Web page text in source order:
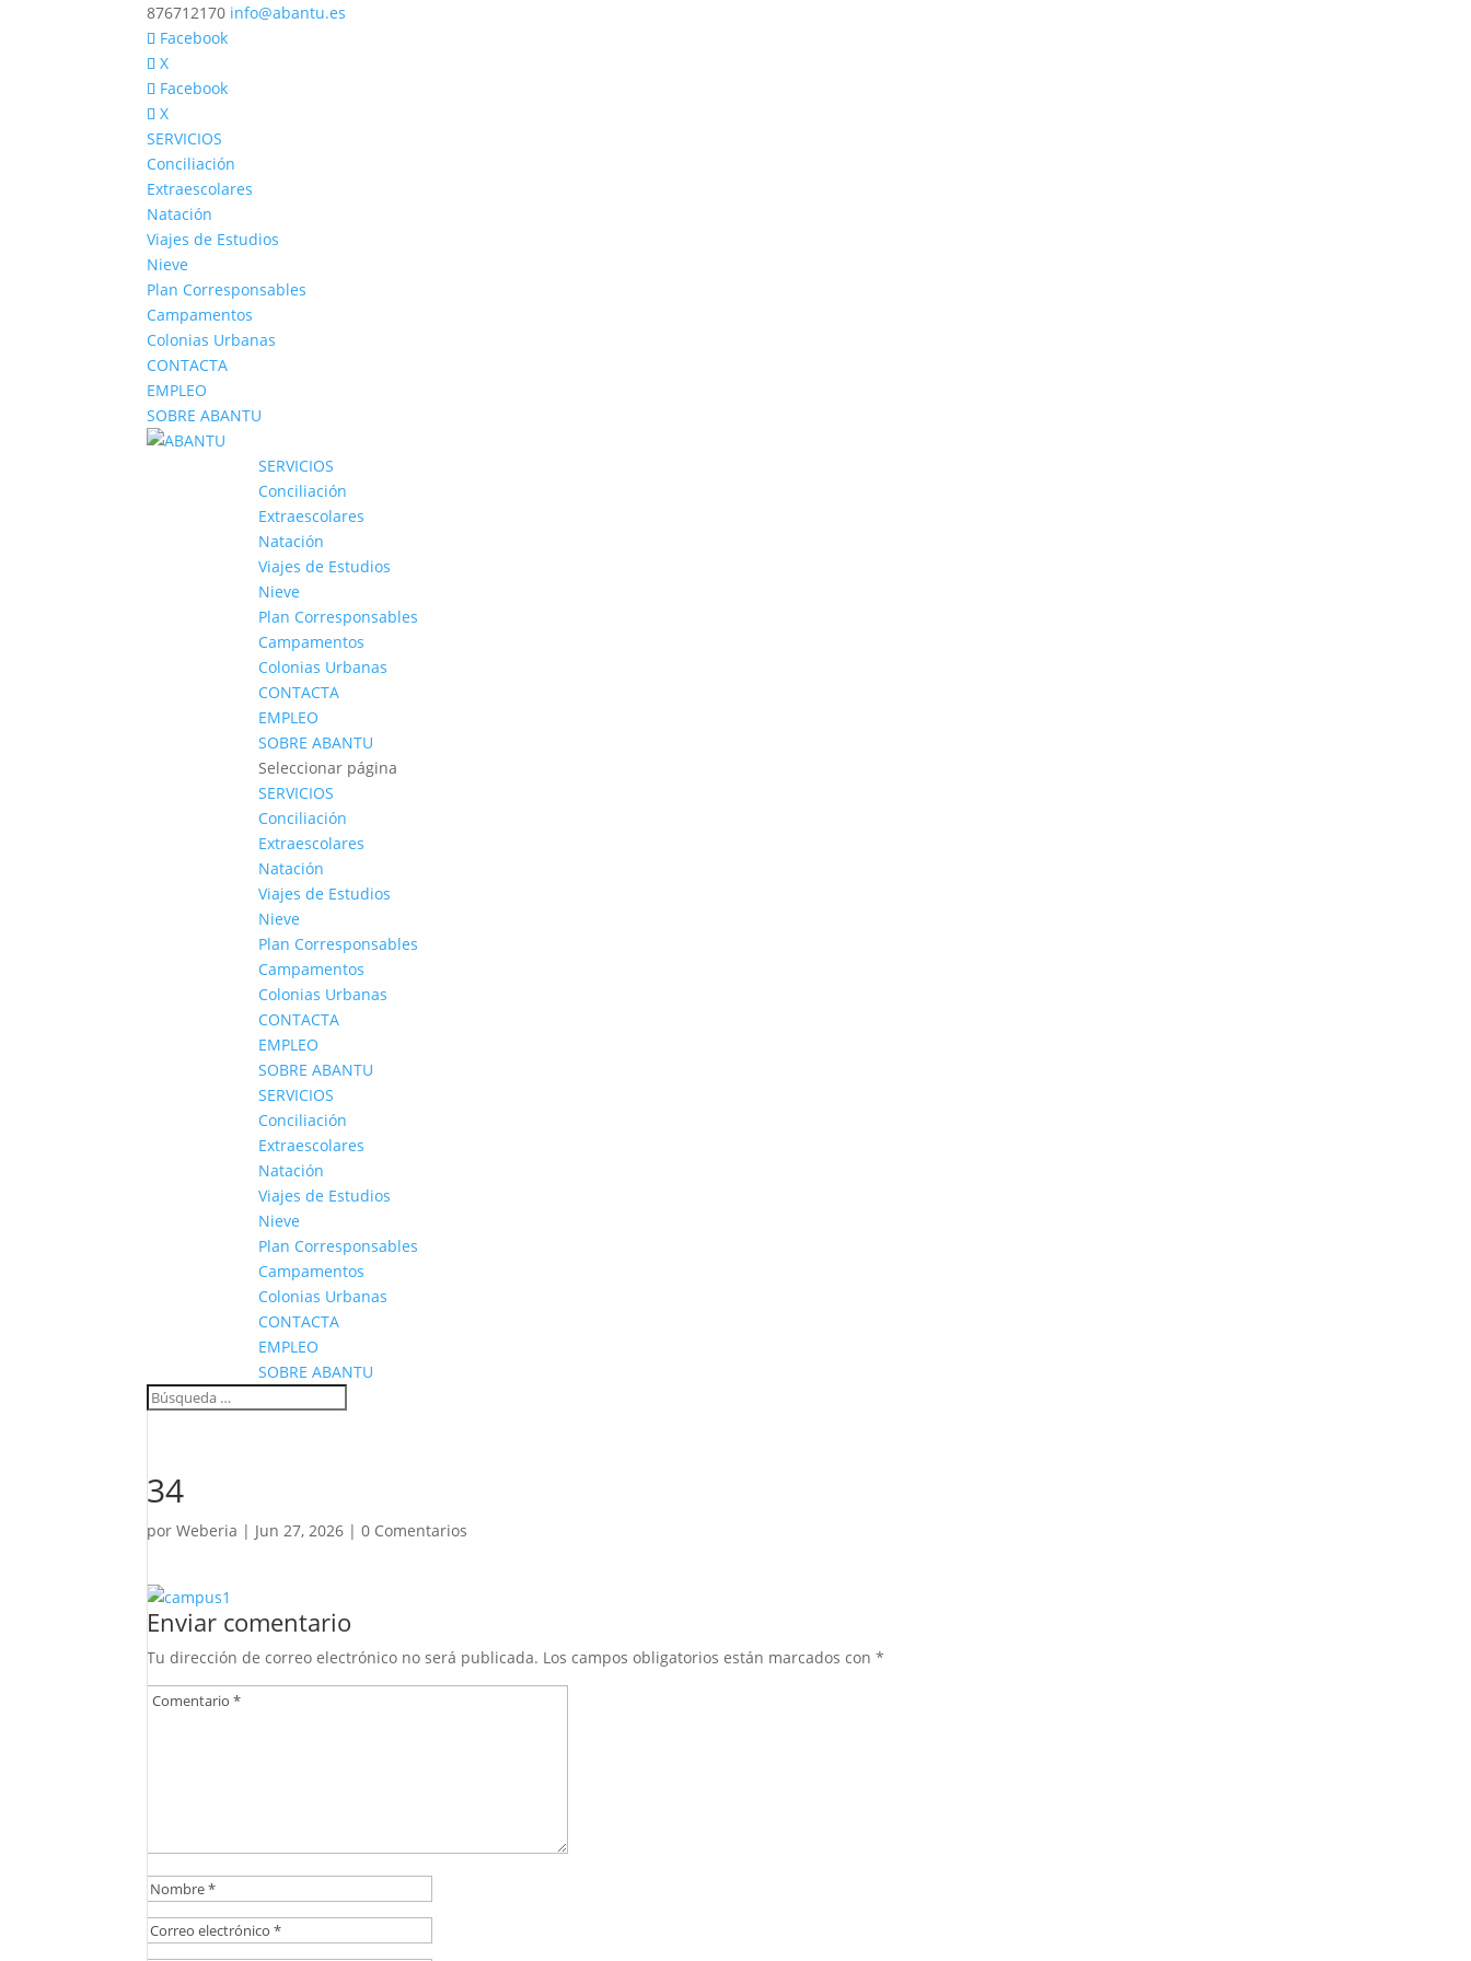
876712170 info@abantu.es
Facebook
X
Facebook
X
SERVICIOS
Conciliación
Extraescolares
Natación
Viajes de Estudios
Nieve
Plan Corresponsables
Campamentos
Colonias Urbanas
CONTACTA
EMPLEO
SOBRE ABANTU
SERVICIOS
Conciliación
Extraescolares
Natación
Viajes de Estudios
Nieve
Plan Corresponsables
Campamentos
Colonias Urbanas
CONTACTA
EMPLEO
SOBRE ABANTU
Seleccionar página
SERVICIOS
Conciliación
Extraescolares
Natación
Viajes de Estudios
Nieve
Plan Corresponsables
Campamentos
Colonias Urbanas
CONTACTA
EMPLEO
SOBRE ABANTU
SERVICIOS
Conciliación
Extraescolares
Natación
Viajes de Estudios
Nieve
Plan Corresponsables
Campamentos
Colonias Urbanas
CONTACTA
EMPLEO
SOBRE ABANTU
34
porWeberia | Jun 27, 2026 |0 Comentarios
Enviar comentario
Tu dirección de correo electrónico no será publicada. Los campos obligatorios están marcados con*